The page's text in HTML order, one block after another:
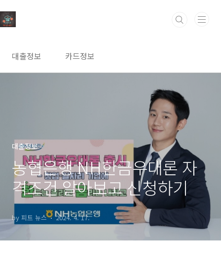
대출정보 카드정보
대출정보
농협은행 NH한금우대론 자
격조건 알아보고 신청하기
by 피트 뉴스 2024. 4. 17.